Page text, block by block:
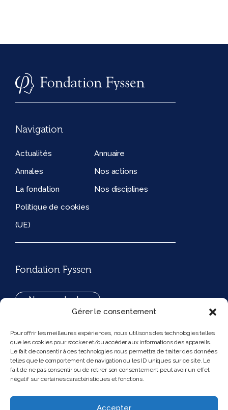
Gérer le consentement
Pour offrir les meilleures expériences, nous utilisons des technologies telles
que les cookies pour stocker et/ou accéder aux informations des appareils.
Le fait de consentir à ces technologies nous permettra de traiter des données
telles que le comportement de navigation ou les ID uniques sur ce site. Le
fait de ne pas consentir ou de retirer son consentement peut avoir un effet
négatif sur certaines caractéristiques et fonctions.
Accepter
Navigation
Actualités
Annuaire
Annales
Nos actions
La fondation
Nos disciplines
Politique de cookies
(UE)
Fondation Fyssen
Nous contacter
194, rue de Rivoli 75001 Paris France
Nous suivre